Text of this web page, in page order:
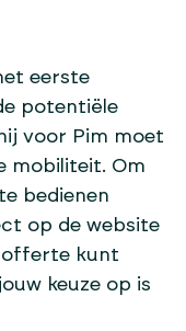
eerste
potentiële
voor Pim moet
mobiliteit. Om
bedienen
op de website
offerte kunt
keuze op is